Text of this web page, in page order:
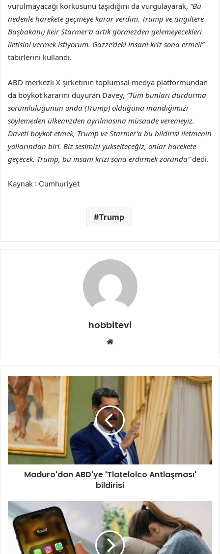
vurulmayacağı korkusunu taşıdığını da vurgulayarak, “Bu
nedenle harekete geçmeye karar verdim. Trump ve (İngiltere
Başbakanı) Keir Starmer’a artık görmezden gelemeyecekleri
iletisini vermek istiyorum. Gazze’deki insani kriz sona ermeli”
tabirlerini kullandı.
ABD merkezli X şirketinin toplumsal medya platformundan
da boykot kararını duyuran Davey, “Tüm bunları durdurma
sorumluluğunun onda (Trump) olduğuna inandığımızı
söylemeden ülkemizden ayrılmasına müsaade veremeyiz.
Daveti boykot etmek, Trump ve Starmer’a bu bildirisi iletmenin
yollarından biri. Biz sesimizi yükselteceğiz, onlar harekete
geçecek. Trump, bu insani krizi sona erdirmek zorunda”dedi.
Kaynak : Cumhuriyet
Trump
hobbitevi
Web
Maduro'dan ABD'ye 'Tlatelolco Antlaşması'
bildirisi